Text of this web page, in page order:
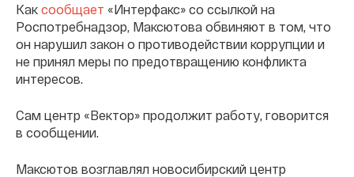
Как сообщает «Интерфакс» со ссылкой на
Роспотребнадзор, Максютова обвиняют в том, что
он нарушил закон о противодействии коррупции и
не принял меры по предотвращению конфликта
интересов.
Сам центр «Вектор» продолжит работу, говорится
в сообщении.
Максютов возглавлял новосибирский центр